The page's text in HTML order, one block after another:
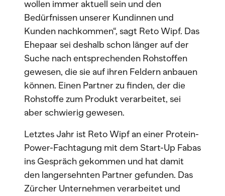
wollen immer aktuell sein und den
Bedürfnissen unserer Kundinnen und
Kunden nachkommen“, sagt Reto Wipf. Das
Ehepaar sei deshalb schon länger auf der
Suche nach entsprechenden Rohstoffen
gewesen, die sie auf ihren Feldern anbauen
können. Einen Partner zu finden, der die
Rohstoffe zum Produkt verarbeitet, sei
aber schwierig gewesen.
Letztes Jahr ist Reto Wipf an einer Protein-
Power-Fachtagung mit dem Start-Up Fabas
ins Gespräch gekommen und hat damit
den langersehnten Partner gefunden. Das
Zürcher Unternehmen verarbeitet und